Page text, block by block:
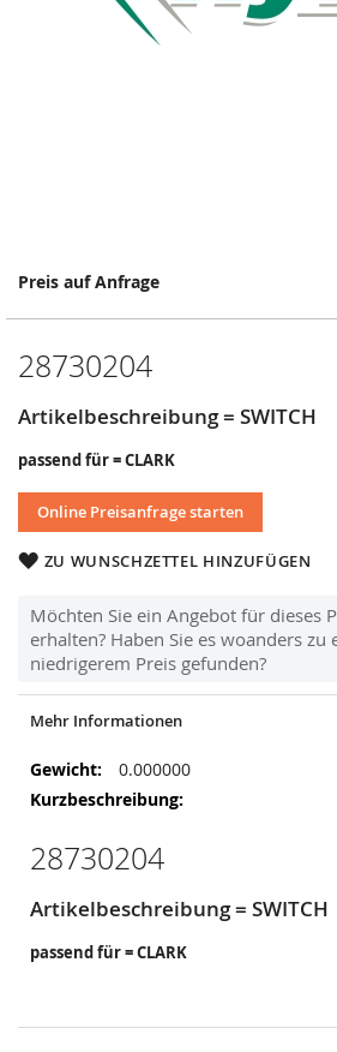
Preis auf Anfrage
28730204
Artikelbeschreibung = SWITCH
passend für = CLARK
Online Preisanfrage starten
ZU WUNSCHZETTEL HINZUFÜGEN
Möchten Sie ein Angebot für dieses
erhalten? Haben Sie es woanders zu
niedrigerem Preis gefunden?
Springe
Anfang
Bildergalerie
Mehr Informationen
Mehr
Informationen
0.000000
28730204
Artikelbeschreibung = SWITCH
passend für = CLARK